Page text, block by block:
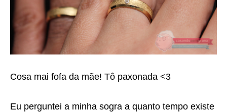
Cosa mai fofa da mãe! Tô paxonada <3
Eu perguntei a minha sogra a quanto tempo existe